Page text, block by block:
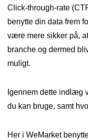
Click-through-rate
benytte din data frem
være mere sikker på,
branche og dermed
muligt.
Igennem dette indlæg
du kan bruge, samt
Her i WeMarket